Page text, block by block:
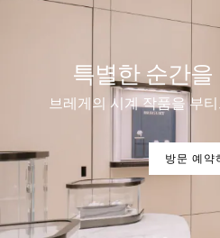
특별한 순간
브레게의 시계 작품을 부
방문 예약